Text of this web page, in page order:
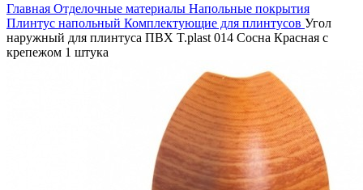
Главная Отделочные материалы Напольные покрытия
Плинтус напольный Комплектующие для плинтусов Угол
наружный для плинтуса ПВХ T.plast 014 Сосна Красная с
крепежом 1 штука